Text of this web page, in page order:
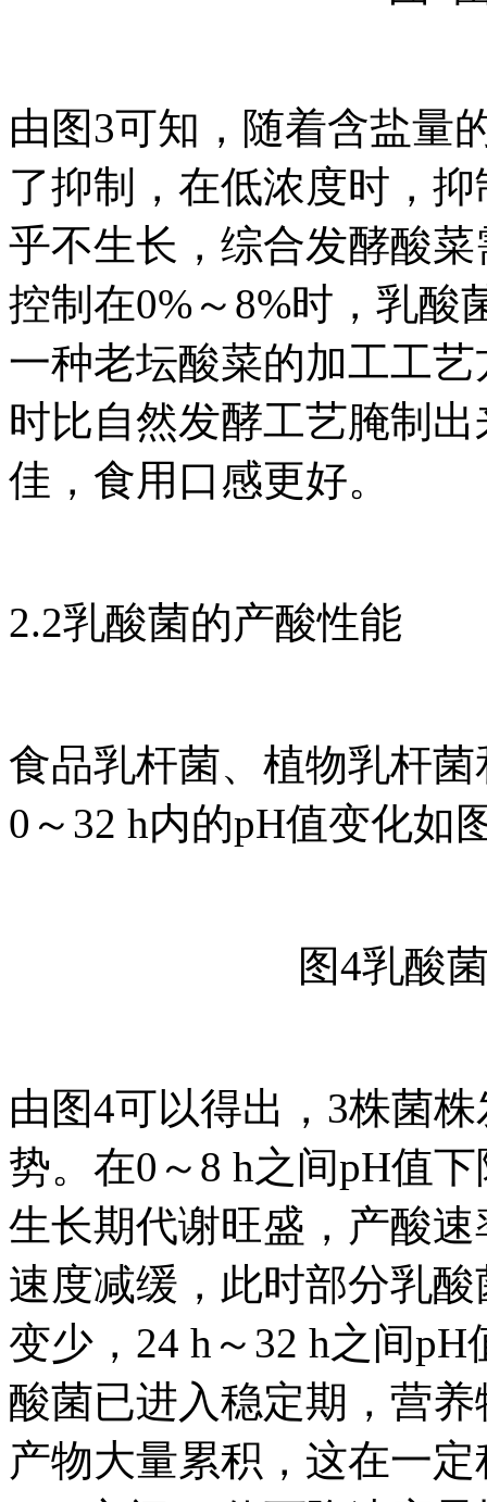
由图3可知，随着含盐量
了抑制，在低浓度时，
乎不生长，综合发酵酸
控制在0%～8%时，乳酸
一种老坛酸菜的加工工
时比自然发酵工艺腌制
佳，食用口感更好。
2.2乳酸菌的产酸性能
食品乳杆菌、植物乳杆
0～32 h内的pH值变化如
图4乳酸
由图4可以得出，3株菌
势。在0～8 h之间pH值
生长期代谢旺盛，产酸
速度减缓，此时部分乳
变少，24 h～32 h之间
酸菌已进入稳定期，营
产物大量累积，这在一